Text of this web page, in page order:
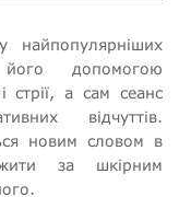
найпопулярніших
допомогою
стрії, а сам сеанс
відчуттів.
новим словом в
за шкірним